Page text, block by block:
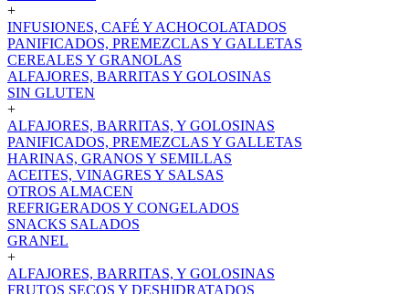
+
INFUSIONES, CAFÉ Y ACHOCOLATADOS
PANIFICADOS, PREMEZCLAS Y GALLETAS
CEREALES Y GRANOLAS
ALFAJORES, BARRITAS Y GOLOSINAS
SIN GLUTEN
+
ALFAJORES, BARRITAS, Y GOLOSINAS
PANIFICADOS, PREMEZCLAS Y GALLETAS
HARINAS, GRANOS Y SEMILLAS
ACEITES, VINAGRES Y SALSAS
OTROS ALMACEN
REFRIGERADOS Y CONGELADOS
SNACKS SALADOS
GRANEL
+
ALFAJORES, BARRITAS, Y GOLOSINAS
FRUTOS SECOS Y DESHIDRATADOS